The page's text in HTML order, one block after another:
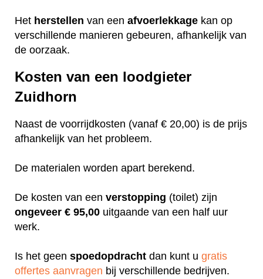
Het herstellen van een afvoerlekkage kan op
verschillende manieren gebeuren, afhankelijk van
de oorzaak.
Kosten van een loodgieter
Zuidhorn
Naast de voorrijdkosten (vanaf € 20,00) is de prijs
afhankelijk van het probleem.
De materialen worden apart berekend.
De kosten van een verstopping (toilet) zijn
ongeveer € 95,00 uitgaande van een half uur
werk.
Is het geen spoedopdracht dan kunt u gratis
offertes aanvragen bij verschillende bedrijven.